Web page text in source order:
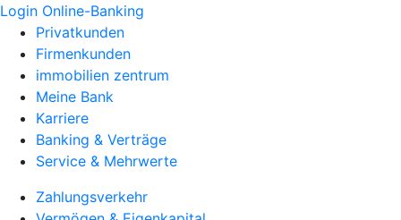
Login Online-Banking
Privatkunden
Firmenkunden
immobilien zentrum
Meine Bank
Karriere
Banking & Verträge
Service & Mehrwerte
Zahlungsverkehr